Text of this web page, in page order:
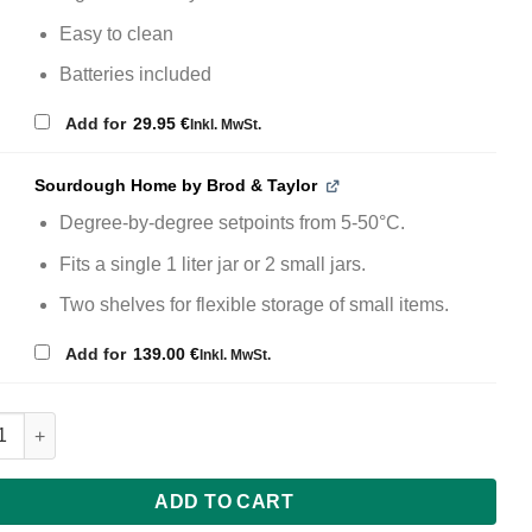
Easy to clean
Batteries included
Add for 29.95 €Inkl. MwSt.
Sourdough Home by Brod & Taylor
Degree-by-degree setpoints from 5-50°C.
Fits a single 1 liter jar or 2 small jars.
Two shelves for flexible storage of small items.
Add for 139.00 €Inkl. MwSt.
Taylor Folding Proofer & Slow Cooker FP-205 quantity
ADD TO CART